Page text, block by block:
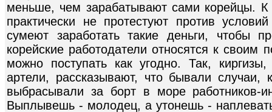
меньше, чем зарабатывают сами корейцы.
практически не протестуют против
сумеют заработать такие деньги, чтобы
корейские работодатели относятся к своим
можно поступать как угодно. Так,
артели, рассказывают, что бывали случаи,
выбрасывали за борт в море работников-
Выплывешь - молодец, а утонешь -